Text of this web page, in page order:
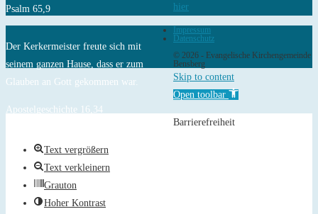
Psalm 65,9
Der Kerkermeister freute sich mit
seinem ganzen Hause, dass er zum
Glauben an Gott gekommen war.
Apostelgeschichte 16,34
hier
Impressum
Datenschutz
© 2026 - Evangelische Kirchengemeinde
Bensberg
Skip to content
Open toolbar
Barrierefreiheit
Text vergrößern
Text verkleinern
Grauton
Hoher Kontrast